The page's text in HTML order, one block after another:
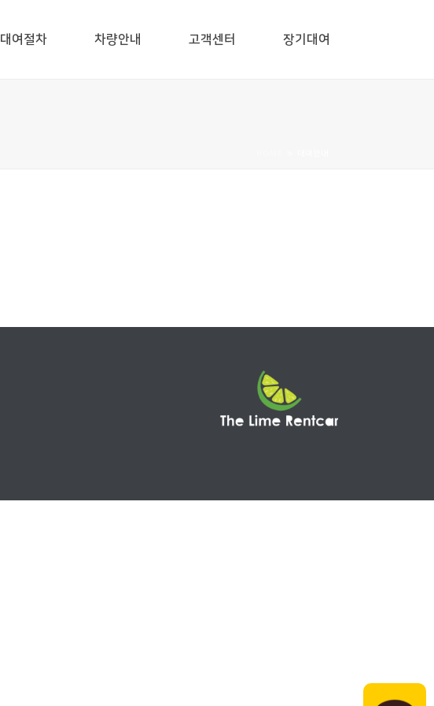
대여절차 차량안내 고객센터 장기대여